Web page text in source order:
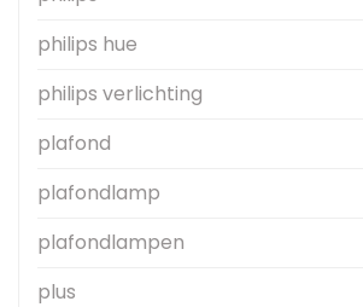
philips hue
philips verlichting
plafond
plafondlamp
plafondlampen
plus